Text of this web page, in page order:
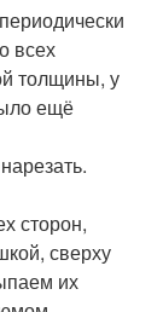
всех
толщины, у
ещё
сторон,
сверху
их